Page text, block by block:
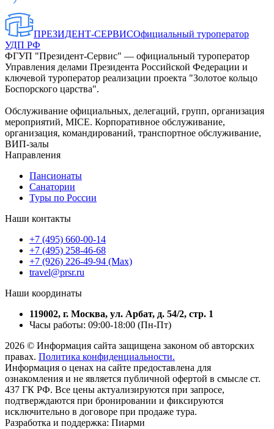
ПРЕЗИДЕНТ-СЕРВИСОфициальный туроператор
УДП РФ
ФГУП "Президент-Сервис" — официальный туроператор
Управления делами Президента Российской Федерации и
ключевой туроператор реализации проекта "Золотое кольцо
Боспорского царства".
Обслуживание официальных, делегаций, групп, организация
мероприятий, MICE. Корпоративное обслуживание,
организация, командирований, транспортное обслуживание,
ВИП-залы
Направления
Пансионаты
Санатории
Туры по России
Наши контакты
+7 (495) 660-00-14
+7 (495) 258-46-68
+7 (926) 226-49-94 (Max)
travel@prsr.ru
Наши координаты
119002, г. Москва, ул. Арбат, д. 54/2, стр. 1
Часы работы: 09:00-18:00 (Пн-Пт)
2026 © Информация сайта защищена законом об авторских
правах. Политика конфиденциальности.
Информация о ценах на сайте предоставлена для
ознакомления и не является публичной офертой в смысле ст.
437 ГК РФ. Все цены актуализируются при запросе,
подтверждаются при бронировании и фиксируются
исключительно в договоре при продаже тура.
Разработка и поддержка: Пиарми